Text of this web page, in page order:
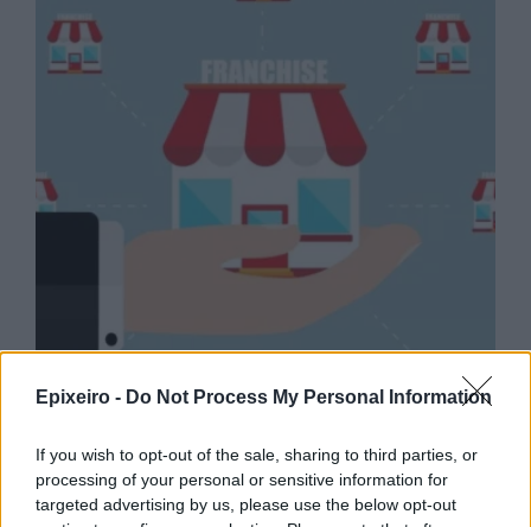
Epixeiro - Do Not Process My Personal Information
If you wish to opt-out of the sale, sharing to third parties, or
processing of your personal or sensitive information for
targeted advertising by us, please use the below opt-out
Franchise: Οι προμηθευτές μιας αλυσίδας «κλειδί»
για την ομαλή λειτουργία